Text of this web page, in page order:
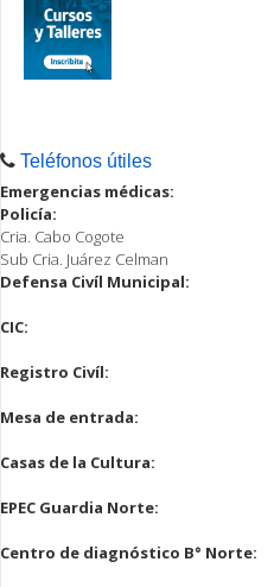
Teléfonos útiles
Emergencias médicas:
Policía:
Cria. Cabo Cogote
Sub Cria. Juárez Celman
Defensa Civíl Municipal:
CIC:
Registro Civíl:
Mesa de entrada:
Casas de la Cultura:
EPEC Guardia Norte:
Centro de diagnóstico B° Norte: